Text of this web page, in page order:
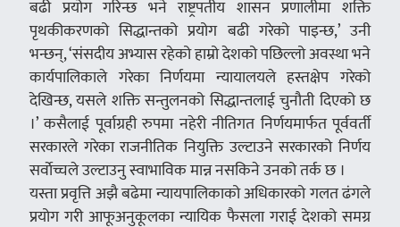
बढी प्रयोग गरिन्छ भने राष्ट्रपतीय शासन प्रणालीमा शक्ति
पृथकीकरणको सिद्धान्तको प्रयोग बढी गरेको पाइन्छ,’ उनी
भन्छन्, ‘संसदीय अभ्यास रहेको हाम्रो देशको पछिल्लो अवस्था भने
कार्यपालिकाले गरेका निर्णयमा न्यायालयले हस्तक्षेप गरेको
देखिन्छ, यसले शक्ति सन्तुलनको सिद्धान्तलाई चुनौती दिएको छ
।’ कसैलाई पूर्वाग्रही रुपमा नहेरी नीतिगत निर्णयमार्फत पूर्ववर्ती
सरकारले गरेका राजनीतिक नियुक्ति उल्टाउने सरकारको निर्णय
सर्वाेच्चले उल्टाउनु स्वाभाविक मान्न नसकिने उनको तर्क छ ।
यस्ता प्रवृत्ति अझै बढेमा न्यायपालिकाको अधिकारको गलत ढंगले
प्रयोग गरी आफूअनुकूलका न्यायिक फैसला गराई देशको समग्र